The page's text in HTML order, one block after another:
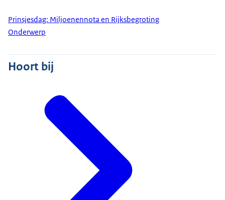
Prinsjesdag: Miljoenennota en Rijksbegroting
Onderwerp
Hoort bij